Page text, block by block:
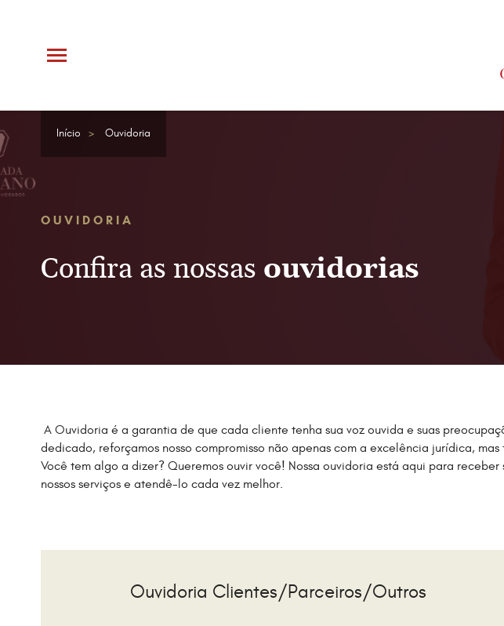
Início Ouvidoria
OUVIDORIA
Confira as nossas ouvidorias
A Ouvidoria é a garantia de que cada cliente tenha sua voz ouvida e suas
dedicado, reforçamos nosso compromisso não apenas com a excelência jurídica,
Você tem algo a dizer? Queremos ouvir você! Nossa ouvidoria está aqui para
nossos serviços e atendê-lo cada vez melhor.
Ouvidoria Clientes/Parceiros/Outros